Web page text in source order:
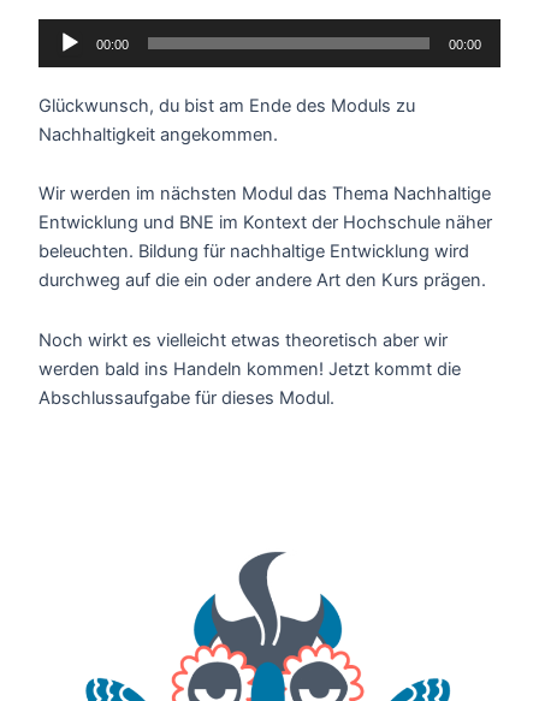
Audio-
00:00 00:00
Glückwunsch, du bist am Ende des Moduls zu
Nachhaltigkeit angekommen.
Wir werden im nächsten Modul das Thema Nachhaltige
Entwicklung und BNE im Kontext der Hochschule näher
beleuchten. Bildung für nachhaltige Entwicklung wird
durchweg auf die ein oder andere Art den Kurs prägen.
Noch wirkt es vielleicht etwas theoretisch aber wir
werden bald ins Handeln kommen! Jetzt kommt die
Abschlussaufgabe für dieses Modul.